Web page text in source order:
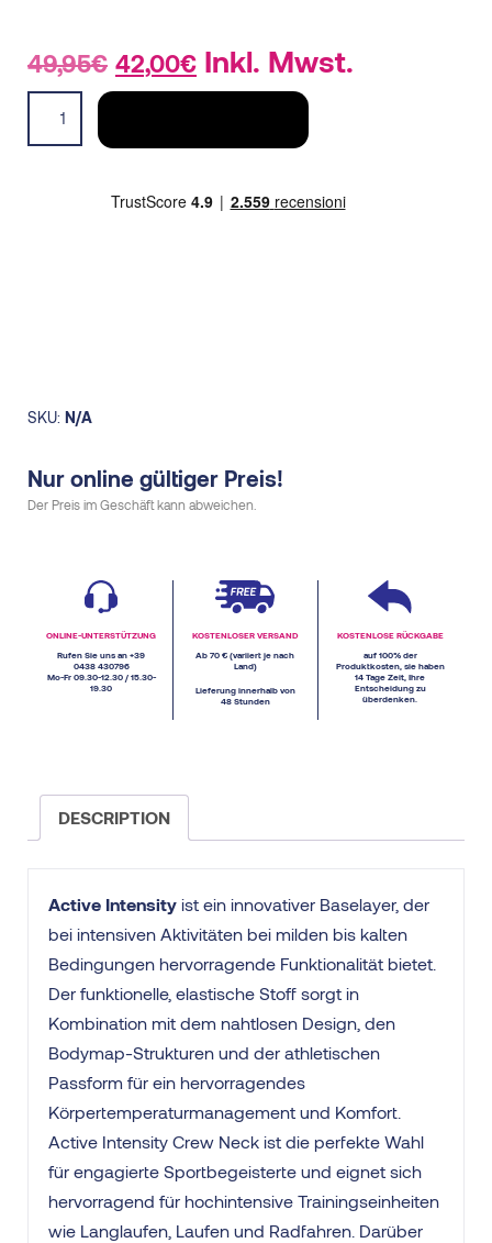
49,95€ Original
price
49,95€.
42,00€ Current
price
42,00€.
Inkl. Mwst.
Intensity
SKU: N/A
Nur online gültiger Preis!
Der Preis im Geschäft kann abweichen.
ONLINE-UNTERSTÜTZUNG
Rufen Sie uns an +39
0438 430796
Mo-Fr 09.30-12.30 / 15.30-
19.30
KOSTENLOSER VERSAND
Ab 70 € (variiert je nach
Land)
Lieferung innerhalb von
48 Stunden
KOSTENLOSE RÜCKGABE
auf 100% der
Produktkosten, sie haben
14 Tage Zeit, Ihre
Entscheidung zu
überdenken.
DESCRIPTION
Active Intensity ist ein innovativer Baselayer, der
bei intensiven Aktivitäten bei milden bis kalten
Bedingungen hervorragende Funktionalität bietet.
Der funktionelle, elastische Stoff sorgt in
Kombination mit dem nahtlosen Design, den
Bodymap-Strukturen und der athletischen
Passform für ein hervorragendes
Körpertemperaturmanagement und Komfort.
Active Intensity Crew Neck ist die perfekte Wahl
für engagierte Sportbegeisterte und eignet sich
hervorragend für hochintensive Trainingseinheiten
wie Langlaufen, Laufen und Radfahren. Darüber